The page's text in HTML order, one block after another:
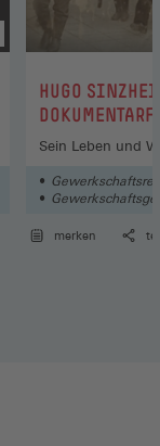
:
HUGO
Sein Leben und
Sozialrechts
merken